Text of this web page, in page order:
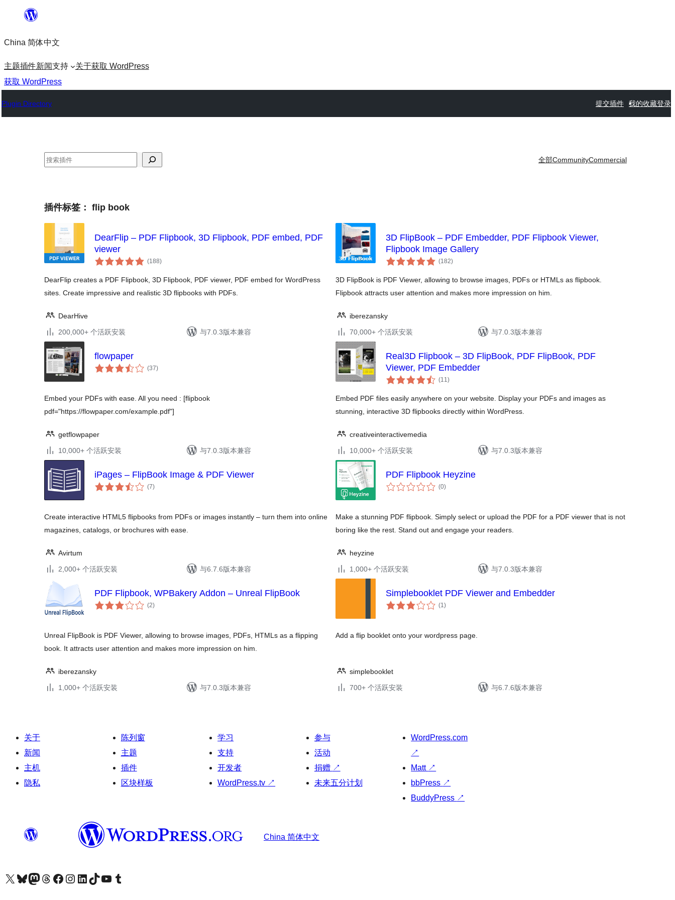
内
容
China 简体中文
主题插件新闻支持 关于获取 WordPress
获取 WordPress
Plugin Directory 提交插件 我的收藏登录
搜
全部CommunityCommercial
插件标签： flip book
DearFlip – PDF Flipbook, 3D Flipbook, PDF embed, PDF
viewer
(188总
评)
DearFlip creates a PDF Flipbook, 3D Flipbook, PDF viewer, PDF embed for WordPress
sites. Create impressive and realistic 3D flipbooks with PDFs.
DearHive
200,000+ 个活跃安装
与7.0.3版本兼容
3D FlipBook – PDF Embedder, PDF Flipbook Viewer,
Flipbook Image Gallery
(182总
评)
3D FlipBook is PDF Viewer, allowing to browse images, PDFs or HTMLs as flipbook.
Flipbook attracts user attention and makes more impression on him.
iberezansky
70,000+ 个活跃安装
与7.0.3版本兼容
flowpaper
(37总
评)
Embed your PDFs with ease. All you need : [flipbook
pdf="https://flowpaper.com/example.pdf"]
getflowpaper
10,000+ 个活跃安装
与7.0.3版本兼容
Real3D Flipbook – 3D FlipBook, PDF FlipBook, PDF
Viewer, PDF Embedder
(11总
评)
Embed PDF files easily anywhere on your website. Display your PDFs and images as
stunning, interactive 3D flipbooks directly within WordPress.
creativeinteractivemedia
10,000+ 个活跃安装
与7.0.3版本兼容
iPages – FlipBook Image & PDF Viewer
(7总
评)
Create interactive HTML5 flipbooks from PDFs or images instantly – turn them into online
magazines, catalogs, or brochures with ease.
Avirtum
2,000+ 个活跃安装
与6.7.6版本兼容
PDF Flipbook Heyzine
(0总
评)
Make a stunning PDF flipbook. Simply select or upload the PDF for a PDF viewer that is not
boring like the rest. Stand out and engage your readers.
heyzine
1,000+ 个活跃安装
与7.0.3版本兼容
PDF Flipbook, WPBakery Addon – Unreal FlipBook
(2总
评)
Unreal FlipBook is PDF Viewer, allowing to browse images, PDFs, HTMLs as a flipping
book. It attracts user attention and makes more impression on him.
iberezansky
1,000+ 个活跃安装
与7.0.3版本兼容
Simplebooklet PDF Viewer and Embedder
(1总
评)
Add a flip booklet onto your wordpress page.
simplebooklet
700+ 个活跃安装
与6.7.6版本兼容
关于
新闻
主机
隐私
陈列窗
主题
插件
区块样板
学习
支持
开发者
WordPress.tv ↗
参与
活动
捐赠 ↗
未来五分计划
WordPress.com
↗
Matt ↗
bbPress ↗
BuddyPress ↗
China 简体中文
关注我们的 X（原 Twitter）账号访问我们的 Bluesky 账号关注我们的 Mastodon 账号访问我们的 Threads 账号 访问我们的 Facebook 公共主页关注我们的 Instagram 账号 关注我们的 LinkedIn 主页访问我们的 TikTok 账号访问我们的 YouTube 频道 访问我们的 Tumblr 账号